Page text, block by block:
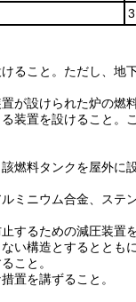
ること。 ただし、地
が設けられた炉の燃
装置を設けること。
燃料タンクを屋外に
ミニウム合金、ステ
するための減圧装置
構造とするととも
こと。
置を講ずること。